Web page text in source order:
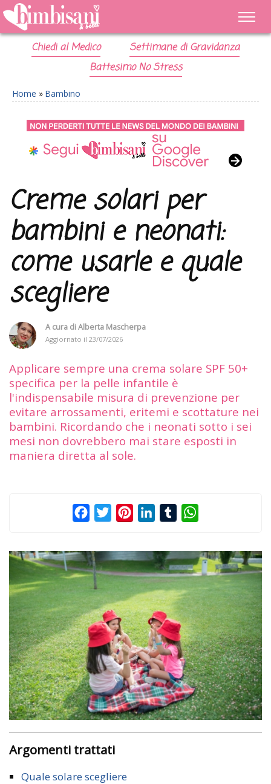
Chiedi al Medico
Settimane di Gravidanza
Battesimo No Stress
Home » Bambino
Creme solari per
bambini e neonati:
come usarle e quale
scegliere
A cura diAlberta Mascherpa
Aggiornato il 23/07/2026
Applicare sempre una crema solare SPF 50+
specifica per la pelle infantile è
l'indispensabile misura di prevenzione per
evitare arrossamenti, eritemi e scottature nei
bambini. Ricordando che i neonati sotto i sei
mesi non dovrebbero mai stare esposti in
maniera diretta al sole.
FacebookTwitterPinterestLinkedInTumblr
Argomenti trattati
Quale solare scegliere